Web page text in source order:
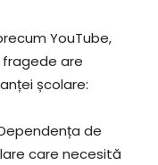
YouTube,
fragede are
școlare:
de
care necesită